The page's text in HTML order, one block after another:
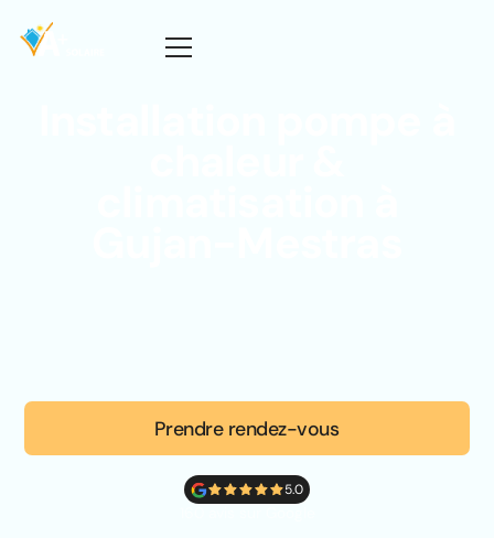
Prendre rendez-vous
5.0